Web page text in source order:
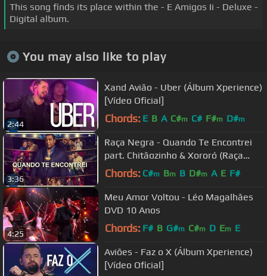
This song finds its place within the - E Amigos Ii - Deluxe -
Digital album.
You may also like to play
2:44
Xand Avião - Uber (Álbum Xperience)
[Vídeo Oficial]
Chords: E B A C#m C# F#m D#m
3:36
Raça Negra - Quando Te Encontrei
part. Chitãozinho & Xororó (Raça
Negra & Amigos 2) [Vídeo Oficial]
Chords: C#m Bm B D#m A E F#
4:25
Meu Amor Voltou - Léo Magalhães
DVD 10 Anos
Chords: F# B G#m C#m D Em E
Aviões - Faz o X (Álbum Xperience)
[Vídeo Oficial]